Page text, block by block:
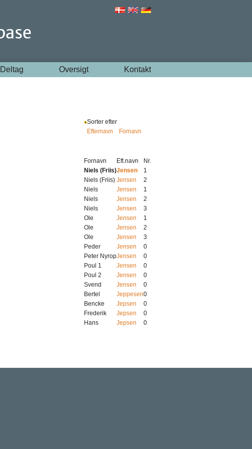
Deltag Oversigt Kontakt
Sorter efter
Efternavn
Fornavn
Fornavn Eft.navn
Nr.
Niels (Friis)Jensen
1
Niels (Friis) Jensen
2
Niels
Jensen
1
Niels
Jensen
2
Niels
Jensen
3
Ole
Jensen
1
Ole
Jensen
2
Ole
Jensen
3
Peder
Jensen
0
Peter NyropJensen
0
Poul 1
Jensen
0
Poul 2
Jensen
0
Svend
Jensen
0
Bertel
Jeppesen0
Bencke
Jepsen
0
Frederik
Jepsen
0
Hans
Jepsen 0